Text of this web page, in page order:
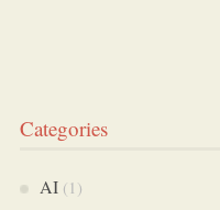
Categories
AI(1)